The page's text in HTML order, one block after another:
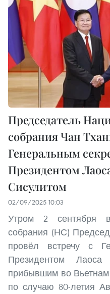
Председатель
собрания Чан
Генеральным
Президентом
Сисулитом
02/09/2025 10:03
Утром 2 сентября
собрания (НС)
провёл встречу с
Президентом Лаоса
прибывшим во Вьетнам
по случаю 80-летия